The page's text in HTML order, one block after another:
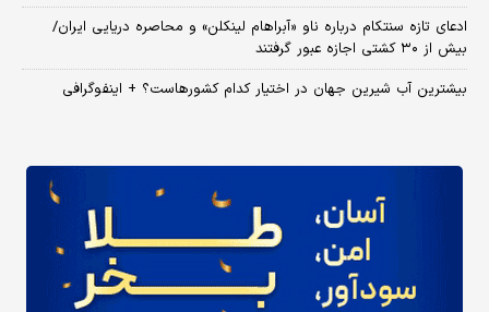
ادعای تازه سنتکام درباره ناو «آبراهام لینکلن» و محاصره دریایی ایران/
بیش از ۳۰ کشتی اجازه عبور گرفتند
بیشترین آب شیرین جهان در اختیار کدام کشورهاست؟ + اینفوگرافی